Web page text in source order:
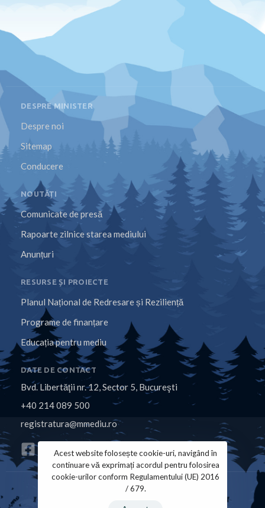
DESPRE MINISTER
Despre noi
Sitemap
Conducere
NOUTĂȚI
Comunicate de presă
Rapoarte zilnice starea mediului
Anunțuri
RESURSE ȘI PROIECTE
Planul Național de Redresare și Reziliență
Programe de finanțare
Educația pentru mediu
DATE DE CONTACT
Bvd. Libertăţii nr. 12, Sector 5, Bucureşti
+40 214 089 500
registratura@mmediu.ro
Acest website folosește cookie-uri, navigând în
continuare vă exprimați acordul pentru folosirea
cookie-urilor conform Regulamentului (UE) 2016
/ 679.